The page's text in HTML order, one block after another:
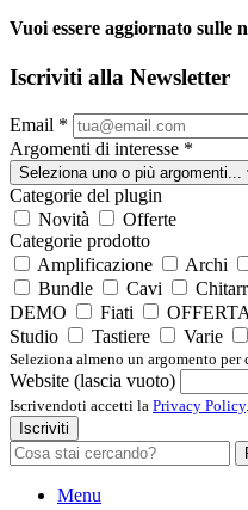
Vuoi essere aggiornato sulle
Iscriviti alla Newsletter
Email *
Argomenti di interesse *
Seleziona uno o più argomenti...
Categorie del plugin
Novità
Offerte
Categorie prodotto
Amplificazione
Archi
Bundle
Cavi
DEMO
Fiati OFFERTA
Studio
Tastiere Varie
Seleziona almeno un argomento per
Website (lascia vuoto)
Iscrivendoti accetti la Privacy Policy
Iscriviti
Menu